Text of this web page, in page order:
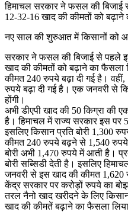
हिमाचल सरकार ने फसल की बिजाई
12-32-16 खाद की कीमतों को
नए साल की शुरुआत में किसानों को
सरकार ने फसल की बिजाई से पहले
खाद की कीमतों को बढ़ाने का फैसला
कीमत 240 रुपये बढ़ा दी गई है।
रुपये बढ़ा दी गई है। एक जनवरी से
होंगी।
अभी डीएपी खाद की 50 किग्रा की
है। हिमाचल में राज्य सरकार इस पर
इसलिए किसान प्रति बोरी 1,300
कीमत 240 रुपये बढ़ने से 1,540 रुपये
बोरी अभी 1,470 रुपये में आती है।
बोरी सब्सिडी देती है। इसलिए
जनवरी से इस खाद की कीमत 1,620
केंद्र सरकार पर करोड़ों रुपये का
तरल नैनो खाद खरीदने के लिए
खाद की कीमतें बढ़ाने का फैसला